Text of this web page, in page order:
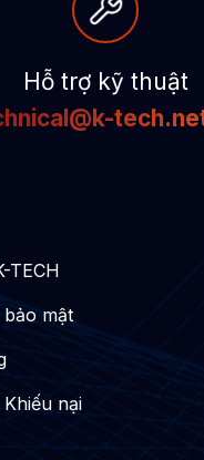
Hỗ trợ kỹ thuật
TECH
mật
nại